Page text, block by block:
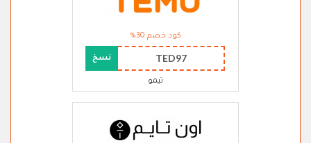
كود خصم 30%
TED97 نسخ
تيمو